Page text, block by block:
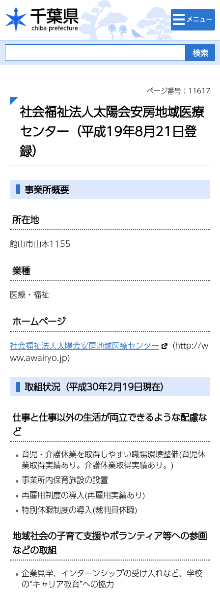
千葉県
検索・メニュ
ー
ページ番号：11617
社会福祉法人太陽会安房地域医療
センター（平成19年8月21日登
録）
事業所概要
所在地
館山市山本1155
業種
医療・福祉
ホームページ
社会福祉法人太陽会安房地域医療センター
（http://w
ww.awairyo.jp）
取組状況（平成30年2月19日現在）
仕事と仕事以外の生活が両立できるような配慮な
ど
育児・介護休業を取得しやすい職場環境整備(育児休
業取得実績あり。介護休業取得実績あり。)
事業所内保育施設の設置
再雇用制度の導入(再雇用実績あり)
特別休暇制度の導入(裁判員休暇)
地域社会の子育て支援やボランティア等への参画
などの取組
企業見学、インターンシップの受け入れなど、学校
の“キャリア教育”への協力